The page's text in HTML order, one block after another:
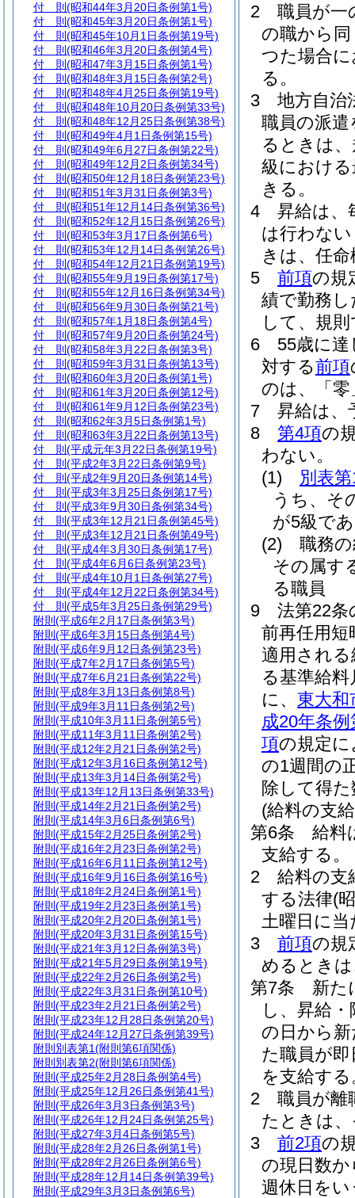
2
職員が一
の職から
つた場合
る。
3
地方自治
職員の派
るときは
級におけ
きる。
4
昇給は、
は行わな
きは、任
5
前項の規
績で勤務
して、規
6
55歳に
対する前項
のは、「
7
昇給は、
8
第4項の
わない。
(1)
別表
うち、そ
が5級で
(2)
職務
その属す
る職員
9
法第22
前再任用短
適用され
る基準給
に、 東大
成20年条
項の規定に
の1週間の
除して得
(給料の支
第6条
給料
支給する。
2
給料の支
する法律(
土曜日に
3
前項の規
めるとき
第7条
新た
し、昇給
の日から
た職員が
を支給する
2
職員が離
たときは
3
前2項の
の現日数か
週休日を
付 則 (昭和44年3月20日条例第1号)
付 則 (昭和45年3月20日条例第1号)
付 則 (昭和45年10月1日条例第19号)
付 則 (昭和46年3月20日条例第4号)
付 則 (昭和47年3月15日条例第1号)
付 則 (昭和48年3月15日条例第2号)
付 則 (昭和48年4月25日条例第19号)
付 則 (昭和48年10月20日条例第33号)
付 則 (昭和48年12月25日条例第38号)
付 則 (昭和49年4月1日条例第15号)
付 則 (昭和49年6月27日条例第22号)
付 則 (昭和49年12月2日条例第34号)
付 則 (昭和50年12月18日条例第23号)
付 則 (昭和51年3月31日条例第3号)
付 則 (昭和51年12月14日条例第36号)
付 則 (昭和52年12月15日条例第26号)
付 則 (昭和53年3月17日条例第6号)
付 則 (昭和53年12月14日条例第26号)
付 則 (昭和54年12月21日条例第19号)
付 則 (昭和55年9月19日条例第17号)
付 則 (昭和55年12月16日条例第34号)
付 則 (昭和56年9月30日条例第21号)
付 則 (昭和57年1月18日条例第4号)
付 則 (昭和57年9月20日条例第24号)
付 則 (昭和58年3月22日条例第3号)
付 則 (昭和59年3月31日条例第13号)
付 則 (昭和60年3月20日条例第1号)
付 則 (昭和61年3月20日条例第12号)
付 則 (昭和61年9月12日条例第23号)
付 則 (昭和62年3月5日条例第1号)
付 則 (昭和63年3月22日条例第13号)
付 則 (平成元年3月22日条例第19号)
付 則 (平成2年3月22日条例第9号)
付 則 (平成2年9月20日条例第14号)
付 則 (平成3年3月25日条例第17号)
付 則 (平成3年9月30日条例第34号)
付 則 (平成3年12月21日条例第45号)
付 則 (平成3年12月21日条例第49号)
付 則 (平成4年3月30日条例第17号)
付 則 (平成4年6月6日条例第23号)
付 則 (平成4年10月1日条例第27号)
付 則 (平成4年12月22日条例第34号)
付 則 (平成5年3月25日条例第29号)
附則 (平成6年2月17日条例第3号)
附則 (平成6年3月15日条例第4号)
附則 (平成6年9月12日条例第23号)
附則 (平成7年2月17日条例第5号)
附則 (平成7年6月21日条例第22号)
附則 (平成8年3月13日条例第8号)
附則 (平成9年3月11日条例第2号)
附則 (平成10年3月11日条例第5号)
附則 (平成11年3月11日条例第2号)
附則 (平成12年2月21日条例第2号)
附則 (平成12年3月16日条例第12号)
附則 (平成13年3月14日条例第2号)
附則 (平成13年12月13日条例第33号)
附則 (平成14年2月21日条例第2号)
附則 (平成14年3月6日条例第6号)
附則 (平成15年2月25日条例第2号)
附則 (平成16年2月23日条例第2号)
附則 (平成16年6月11日条例第12号)
附則 (平成16年9月16日条例第16号)
附則 (平成18年2月24日条例第1号)
附則 (平成19年2月23日条例第1号)
附則 (平成20年2月20日条例第1号)
附則 (平成20年3月31日条例第15号)
附則 (平成21年3月12日条例第3号)
附則 (平成21年5月29日条例第19号)
附則 (平成22年2月26日条例第2号)
附則 (平成22年3月31日条例第10号)
附則 (平成23年2月21日条例第2号)
附則 (平成23年12月28日条例第20号)
附則 (平成24年12月27日条例第39号)
附則別表第1(附則第6項関係)
附則別表第2(附則第6項関係)
附則 (平成25年2月28日条例第4号)
附則 (平成25年12月26日条例第41号)
附則 (平成26年3月3日条例第3号)
附則 (平成26年12月24日条例第25号)
附則 (平成27年3月4日条例第5号)
附則 (平成28年2月26日条例第1号)
附則 (平成28年2月26日条例第6号)
附則 (平成28年12月14日条例第39号)
附則 (平成29年3月3日条例第6号)